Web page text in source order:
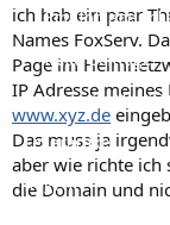
Empfohlene
Neue Beiträge
Neueste
Leserartikel
Regeln
ich hab ein paar
Names FoxServ.
Page im
IP Adresse meines
www.xyz.de
Das muss ja
aber wie richte ich
die Domain und